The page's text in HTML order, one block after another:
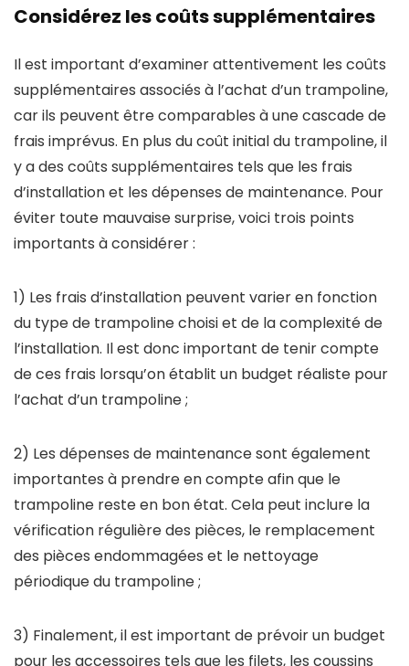
Considérez les coûts supplémentaires
Il est important d’examiner attentivement les coûts
supplémentaires associés à l’achat d’un trampoline,
car ils peuvent être comparables à une cascade de
frais imprévus. En plus du coût initial du trampoline, il
y a des coûts supplémentaires tels que les frais
d’installation et les dépenses de maintenance. Pour
éviter toute mauvaise surprise, voici trois points
importants à considérer :
1) Les frais d’installation peuvent varier en fonction
du type de trampoline choisi et de la complexité de
l’installation. Il est donc important de tenir compte
de ces frais lorsqu’on établit un budget réaliste pour
l’achat d’un trampoline ;
2) Les dépenses de maintenance sont également
importantes à prendre en compte afin que le
trampoline reste en bon état. Cela peut inclure la
vérification régulière des pièces, le remplacement
des pièces endommagées et le nettoyage
périodique du trampoline ;
3) Finalement, il est important de prévoir un budget
pour les accessoires tels que les filets, les coussins